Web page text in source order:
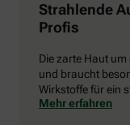
Strahlende
Profis
Die zarte Haut
und braucht
Wirkstoffe für ein
Mehr erfahren